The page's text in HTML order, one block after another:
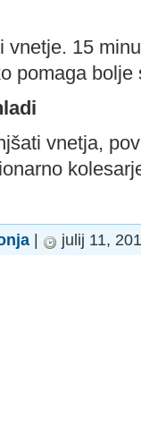
vnetje. 15
pomaga bolje
vnetja,
julij 11,